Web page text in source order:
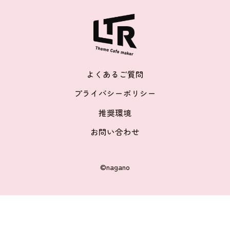
よくあるご質問
プライバシーポリシー
推奨環境
お問い合わせ
©nagano